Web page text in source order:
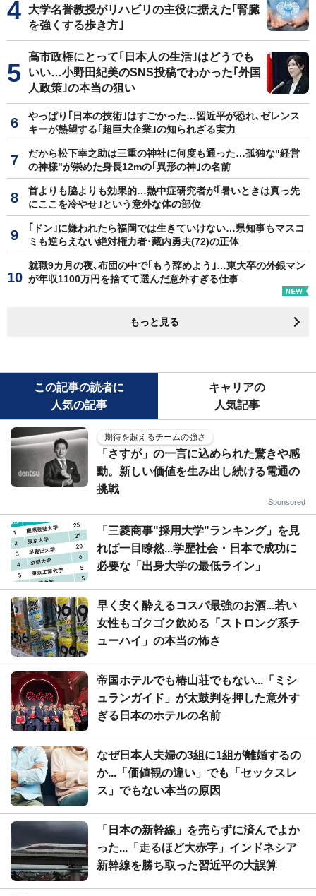
大学名誉教授がリハビリの主役に据えた｢腎臓
を強くする歩き方｣
高市政権にとって｢日本人の生活｣はどうでも
いい…小野田紀美のSNS投稿でわかった｢外国
人政策｣の本当の狙い
やっぱり｢日本の技術｣はすごかった…習近平が恐れ､ゼレンス
キーが熱望する｢超巨大企業｣の知られざる実力
だから松下幸之助は三重の神社に何度も通った…孤独な"経営
の神様"が崇めた身長12mの｢異形の神｣の名前
首よりも脇よりも効果的…熱中症研究者が｢暑いときは真っ先
にここを冷やせ｣という意外な体の部位
｢ドン｣に嫌われたら福岡では生きていけない…県知事もマスコ
ミも逆らえない絶対権力者･藏内勇夫(72)の正体
就職9カ月の夜､布団の中で｢もう辞めよう｣…東大卒の外銀マン
が年収1100万円を捨てて選んだ意外すぎる仕事
もっと見る
この記事の読者に
人気の記事
キャリアの
人気記事
期待を超えるチームの強さ
「さすが」の一言に込められた驚きや感
動。新しい価値を生み出し続ける電通の
挑戦
Sponsored
「三菱商事"採用大学"ランキング」を見
れば一目瞭然...学歴社会・日本で成功に
必要な「出身大学の最低ライン」
早く安く酔えるコスパ最強のお酒...若い
女性もゴクゴク飲める「ストロング系チ
ューハイ」の本当の怖さ
帝国ホテルでも椿山荘でもない...「ミシ
ュランガイド」が太鼓判を押した意外す
ぎる日本のホテルの名前
なぜ日本人夫婦の3組に1組が離婚するの
か...「価値観の違い」でも「セックスレ
ス」でもない本当の原因
「日本の新幹線」を売らずに済んでよか
った...「走るほど大赤字」インドネシア
新幹線を勝ち取った習近平の大誤算